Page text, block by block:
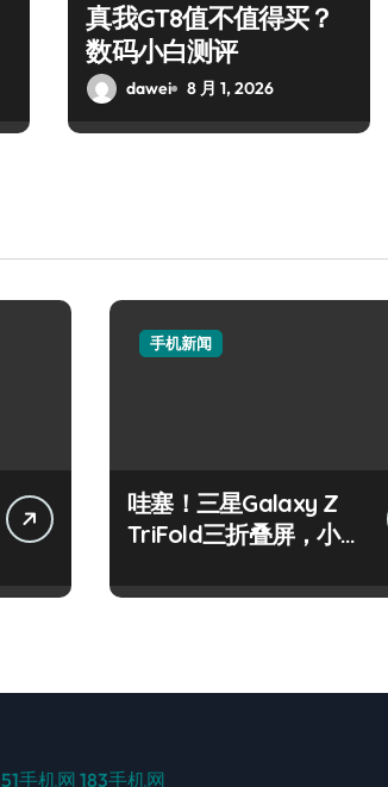
真我GT8值不值得买？
数码小白测评
dawei 8 月 1, 2026
手机新闻
哇塞！三星Galaxy Z
TriFold三折叠屏，小白
51手机网 183手机网